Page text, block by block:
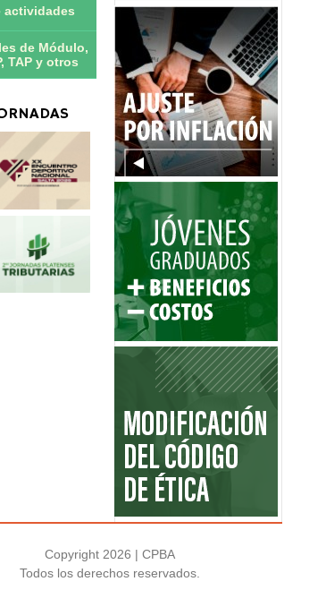
actividades
de Módulo,
TAP y otros
Copyright 2026 | CPBA
Todos los derechos reservados.